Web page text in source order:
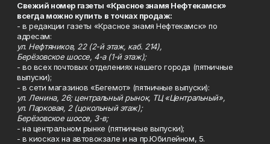
Свежий номер газеты «Красное знамя Нефтекамск»
всегда можно купить в точках продаж:
- в редакции газеты «Красное знамя Нефтекамск» по
адресам:
ул. Нефтяников, 22 (2-й этаж, каб. 214),
Берёзовское шоссе, 4-а (1-й этаж);
- во всех почтовых отделениях нашего города (пятничные
выпуски);
- в сети магазинов «Бегемот» (пятничные выпуски):
ул. Ленина, 26; центральный рынок, ТЦ «Центральный»,
ул. Парковая, 2 (цокольный этаж);
Берёзовское шоссе, 3-в;
- на центральном рынке (пятничные выпуски);
- в киосках на автовокзале и на пр.Юбилейном, 5.